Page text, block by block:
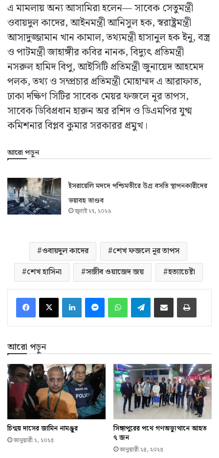
এ মামলায় অন্য আসামিরা হলেন— সাবেক সেতুমন্ত্রী
ওবায়দুল কাদের, আইনমন্ত্রী আনিসুল হক, স্বরাষ্ট্রমন্ত্রী
আসাদুজ্জামান খান কামাল, তথ্যমন্ত্রী হাসানুল হক ইনু, বস্ত্র
ও পাটমন্ত্রী জাহাঙ্গীর কবির নানক, বিদ্যুৎ প্রতিমন্ত্রী
নসরুল হামিদ বিপু, আইসিটি প্রতিমন্ত্রী জুনায়েদ আহমেদ
পলক, তথ্য ও সম্প্রচার প্রতিমন্ত্রী মোহাম্মদ এ আরাফাত,
ঢাকা দক্ষিণ সিটির সাবেক মেয়র ফজলে নূর তাপস,
সাবেক ডিবিপ্রধান হারুন অর রশিদ ও ডিএমপির যুগ্ম
কমিশনার বিপ্লব কুমার সরকারর প্রমুখ।
আরো পড়ুন
ইসরায়েলি মদদে পশ্চিমতীরে উগ্র বসতি স্থাপনকারীদের
ভয়াবহ তাণ্ডব
জুলাই ২৭, ২০২৬
ওবায়দুল কাদের
শেখ ফজলে নূর তাপস
শেখ হাসিনা
সজীব ওয়াজেদ জয় হত্যাচেষ্টা
LinkedInMessengerWhatsAppTelegramইমেইলে শেয়ার করুন প্রিন্ট
আরো পড়ুন
চিন্ময় দাসের জামিন নামঞ্জুর
জানুয়ারী ২, ২০২৫
সিঙ্গাপুরের পথে গণঅভ্যুত্থানে আহত
৭ জন
জানুয়ারী ২৪, ২০২৫